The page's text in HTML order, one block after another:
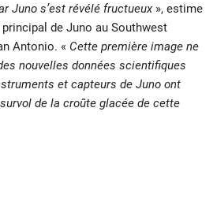
Juno s’est révélé fructueux », estime
de Juno au Southwest
Antonio. « Cette première image ne
nouvelles données scientifiques
et capteurs de Juno ont
de la croûte glacée de cette